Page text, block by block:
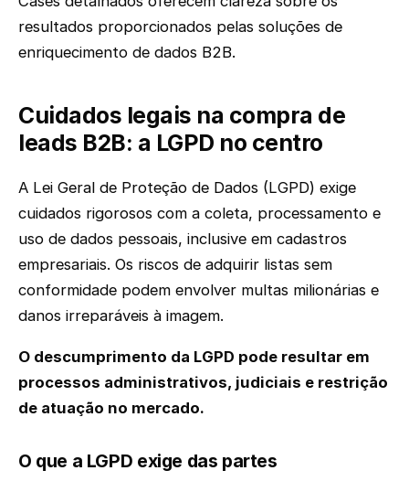
resultados proporcionados pelas soluções de
enriquecimento de dados B2B.
Cuidados legais na compra de
leads B2B: a LGPD no centro
A Lei Geral de Proteção de Dados (LGPD) exige
cuidados rigorosos com a coleta, processamento e
uso de dados pessoais, inclusive em cadastros
empresariais. Os riscos de adquirir listas sem
conformidade podem envolver multas milionárias e
danos irreparáveis à imagem.
O descumprimento da LGPD pode resultar em
processos administrativos, judiciais e restrição
de atuação no mercado.
O que a LGPD exige das partes